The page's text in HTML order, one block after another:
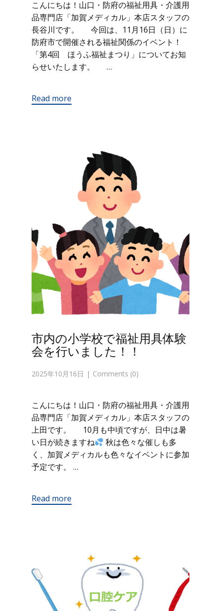
こんにちは！山口・防府の福祉用具・介護用
品専門店「加賀メディカル」本店スタッフの
長谷川です。 今回は、11月16日（日）に
防府市で開催される福祉関係のイベント！
「第4回 ほうふ福祉まつり」についてお知
らせいたします。 …
Read more
市内の小学校で福祉用具体験
会を行いました！！
2025年10月16日 Comments (0)
こんにちは！山口・防府の福祉用具・介護用
品専門店「加賀メディカル」本店スタッフの
上田です。 10月も中頃ですが、日中は暑
い日が続きますね
秋は色々な催しも多
く、加賀メディカルも色々なイベントに参加
予定です。 …
Read more